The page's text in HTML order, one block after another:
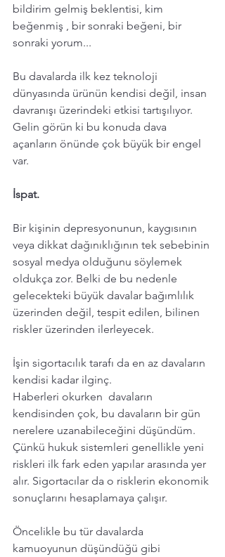
bildirim gelmiş beklentisi, kim
beğenmiş , bir sonraki beğeni, bir
sonraki yorum...
Bu davalarda ilk kez teknoloji
dünyasında ürünün kendisi değil, insan
davranışı üzerindeki etkisi tartışılıyor.
Gelin görün ki bu konuda dava
açanların önünde çok büyük bir engel
var.
İspat.
Bir kişinin depresyonunun, kaygısının
veya dikkat dağınıklığının tek sebebinin
sosyal medya olduğunu söylemek
oldukça zor. Belki de bu nedenle
gelecekteki büyük davalar bağımlılık
üzerinden değil, tespit edilen, bilinen
riskler üzerinden ilerleyecek.
İşin sigortacılık tarafı da en az davaların
kendisi kadar ilginç.
Haberleri okurken  davaların
kendisinden çok, bu davaların bir gün
nerelere uzanabileceğini düşündüm.
Çünkü hukuk sistemleri genellikle yeni
riskleri ilk fark eden yapılar arasında yer
alır. Sigortacılar da o risklerin ekonomik
sonuçlarını hesaplamaya çalışır.
Öncelikle bu tür davalarda
kamuoyunun düşündüğü gibi